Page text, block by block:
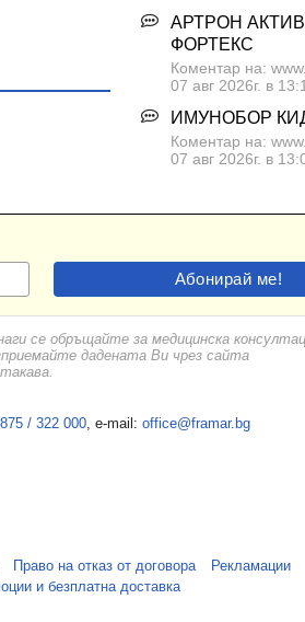
АРТРОН АКТИВ
ФОРТЕКС
Коментар на:
07 авг 2026г. в
ИМУНОБОР
Коментар на:
07 авг 2026г. в
се обръщайте за медицинска
дадената Ви чрез сайта
/ 322 000 , e-mail: office@framar.bg
Право на отказ от договора
Рекламации
и безплатна доставка